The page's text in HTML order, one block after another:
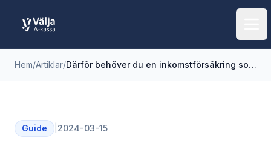
Hem/Artiklar/ Därför behöver du en inkomstförsäkring som komplement till a-kassan
Guide 2024-03-15